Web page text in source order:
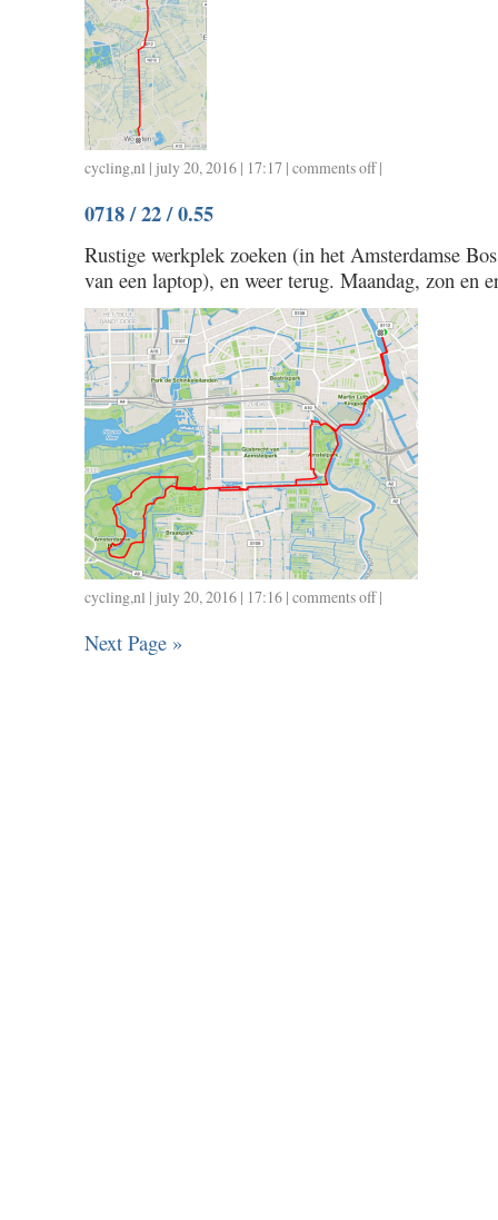
cycling,nl | july 20, 2016 | 17:17 | comments offon
/
1.30
|
0718 / 22 / 0.55
Rustige werkplek zoeken (in het Amsterdamse
van een laptop), en weer terug. Maandag, zon en
cycling,nl | july 20, 2016 | 17:16 | comments offon
|
Next Page »